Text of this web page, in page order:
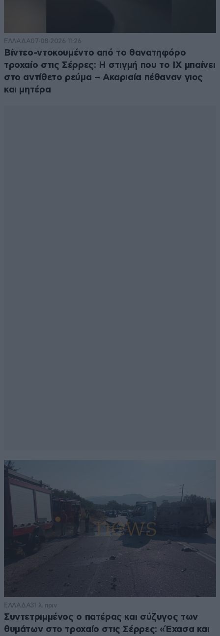
ΕΛΛΑΔΑ07·08·2026 11:26
Βίντεο-ντοκουμέντο από το θανατηφόρο
τροχαίο στις Σέρρες: Η στιγμή που το ΙΧ μπαίνει
στο αντίθετο ρεύμα – Ακαριαία πέθαναν γιος
και μητέρα
ΕΛΛΑΔΑ31 λ. πριν
Συντετριμμένος ο πατέρας και σύζυγος των
θυμάτων στο τροχαίο στις Σέρρες: «Έχασα και